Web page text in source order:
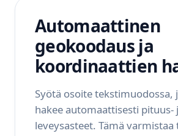
Automaattinen
geokoodaus ja
koordinaattien
Syötä osoite tekstimuodossa,
hakee automaattisesti pituus-
leveysasteet. Tämä